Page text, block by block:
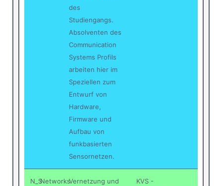
des
Studiengangs.
Absolventen des
Communication
Systems Profils
arbeiten hier im
Speziellen zum
Entwurf von
Hardware,
Firmware und
Aufbau von
funkbasierten
Sensornetzen.
N_SNetworksVernetzung und
KVS -